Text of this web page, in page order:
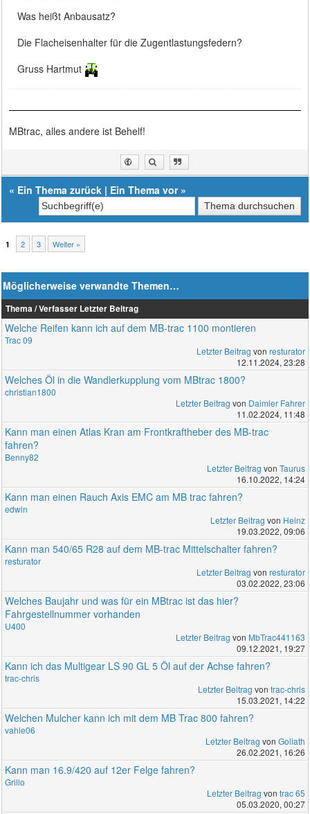
Was heißt Anbausatz?
Die Flacheisenhalter für die Zugentlastungsfedern?
Gruss Hartmut
MBtrac, alles andere ist Behelf!
« Ein Thema zurück | Ein Thema vor»
1 2 3 Weiter »
Möglicherweise verwandte Themen…
Thema / Verfasser Letzter Beitrag
Welche Reifen kann ich auf dem MB-trac 1100 montieren
Trac 09
Letzter Beitrag von resturator
12.11.2024, 23:28
Welches Öl in die Wandlerkupplung vom MBtrac 1800?
christian1800
Letzter Beitrag von Daimler Fahrer
11.02.2024, 11:48
Kann man einen Atlas Kran am Frontkraftheber des MB-trac
fahren?
Benny82
Letzter Beitrag von Taurus
16.10.2022, 14:24
Kann man einen Rauch Axis EMC am MB trac fahren?
edwin
Letzter Beitrag von Heinz
19.03.2022, 09:06
Kann man 540/65 R28 auf dem MB-trac Mittelschalter fahren?
resturator
Letzter Beitrag von resturator
03.02.2022, 23:06
Welches Baujahr und was für ein MBtrac ist das hier?
Fahrgestellnummer vorhanden
U400
Letzter Beitrag von MbTrac441163
09.12.2021, 19:27
Kann ich das Multigear LS 90 GL 5 Öl auf der Achse fahren?
trac-chris
Letzter Beitrag von trac-chris
15.03.2021, 14:22
Welchen Mulcher kann ich mit dem MB Trac 800 fahren?
vahle06
Letzter Beitrag von Goliath
26.02.2021, 16:26
Kann man 16.9/420 auf 12er Felge fahren?
Grillo
Letzter Beitrag von trac 65
05.03.2020, 00:27